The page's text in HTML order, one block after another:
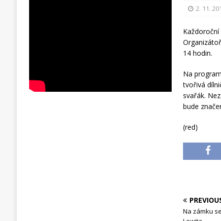
2. 11.
14 hodin.
Na
tvořivá
svařák.
bude
(red)
Na zámku